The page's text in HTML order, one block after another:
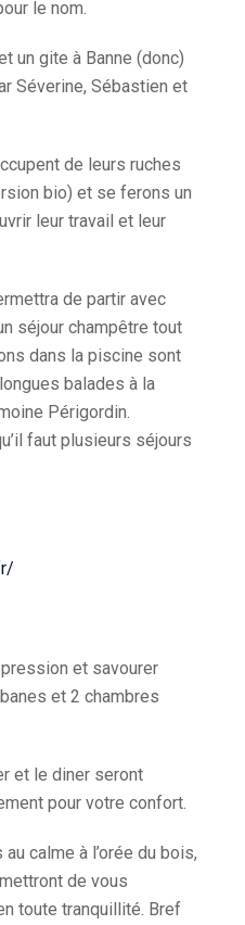
le nom.
un gite à Banne (donc)
Séverine, Sébastien et
de leurs ruches
bio) et se ferons un
leur travail et leur
de partir avec
séjour champêtre tout
dans la piscine sont
balades à la
Périgordin.
faut plusieurs séjours
et savourer
et 2 chambres
et le diner seront
pour votre confort.
calme à l’orée du bois,
de vous
toute tranquillité. Bref